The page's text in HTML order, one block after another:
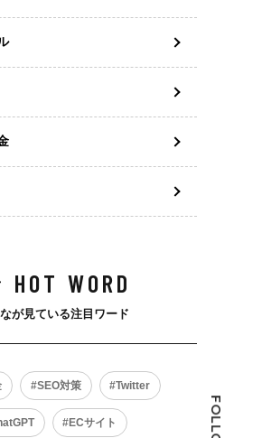
HOT WORD
が見ている注目ワード
SEO対策 Twitter
ECサイト